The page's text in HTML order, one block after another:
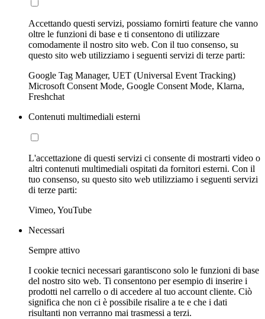
Accettando questi servizi, possiamo fornirti feature che vanno
oltre le funzioni di base e ti consentono di utilizzare
comodamente il nostro sito web. Con il tuo consenso, su
questo sito web utilizziamo i seguenti servizi di terze parti:
Google Tag Manager, UET (Universal Event Tracking)
Microsoft Consent Mode, Google Consent Mode, Klarna,
Freshchat
Contenuti multimediali esterni
L'accettazione di questi servizi ci consente di mostrarti video o
altri contenuti multimediali ospitati da fornitori esterni. Con il
tuo consenso, su questo sito web utilizziamo i seguenti servizi
di terze parti:
Vimeo, YouTube
Necessari
Sempre attivo
I cookie tecnici necessari garantiscono solo le funzioni di base
del nostro sito web. Ti consentono per esempio di inserire i
prodotti nel carrello o di accedere al tuo account cliente. Ciò
significa che non ci è possibile risalire a te e che i dati
risultanti non verranno mai trasmessi a terzi.